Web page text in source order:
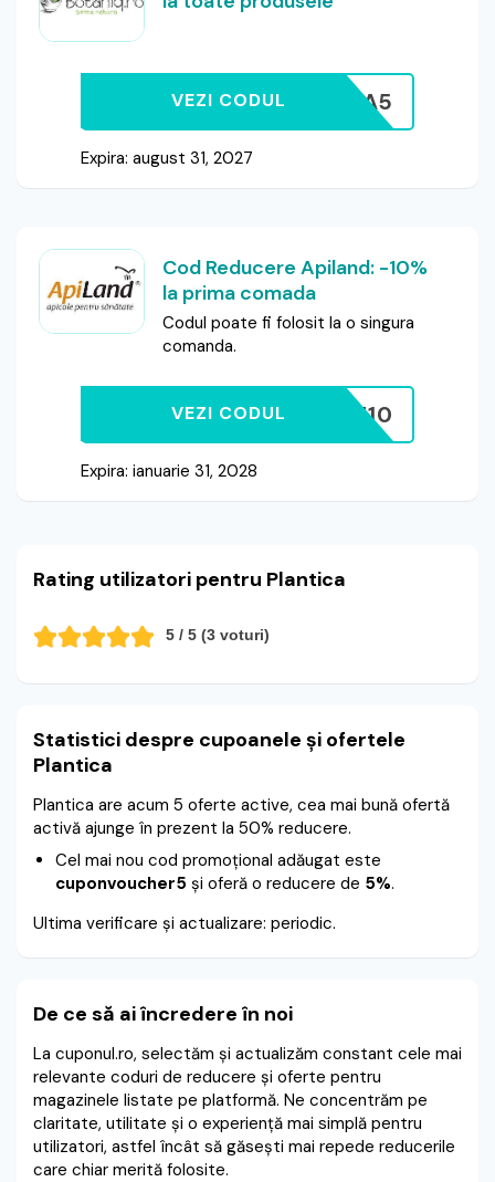
MIHAELA5
VEZI CODUL
Expira: august 31, 2027
Cod Reducere Apiland: -10%
la prima comada
Codul poate fi folosit la o singura
comanda.
BEE10
VEZI CODUL
Expira: ianuarie 31, 2028
Rating utilizatori pentru Plantica
5 / 5 (3 voturi)
Statistici despre cupoanele și ofertele
Plantica
Plantica are acum 5 oferte active, cea mai bună ofertă
activă ajunge în prezent la 50% reducere.
Cel mai nou cod promoțional adăugat este
cuponvoucher5 și oferă o reducere de 5%.
Ultima verificare și actualizare: periodic.
De ce să ai încredere în noi
La cuponul.ro, selectăm și actualizăm constant cele mai
relevante coduri de reducere și oferte pentru
magazinele listate pe platformă. Ne concentrăm pe
claritate, utilitate și o experiență mai simplă pentru
utilizatori, astfel încât să găsești mai repede reducerile
care chiar merită folosite.